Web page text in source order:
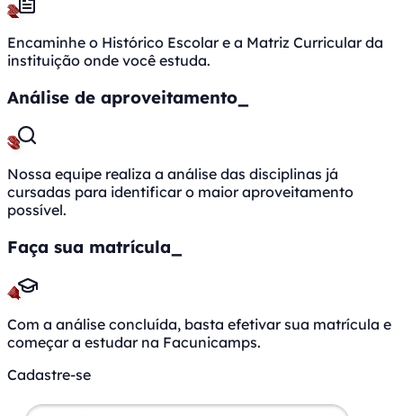
2
Encaminhe o Histórico Escolar e a Matriz Curricular da
instituição onde você estuda.
Análise de aproveitamento
3
Nossa equipe realiza a análise das disciplinas já
cursadas para identificar o maior aproveitamento
possível.
Faça sua matrícula
4
Com a análise concluída, basta efetivar sua matrícula e
começar a estudar na Facunicamps.
Cadastre-se